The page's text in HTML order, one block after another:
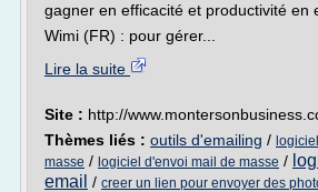
gagner en efficacité et productivité en
Wimi (FR) : pour gérer...
Lire la suite
Site : http://
Thèmes liés : outils d'emailing /
masse / logiciel d'envoi mail de masse /
email / creer un lien pour envoyer des